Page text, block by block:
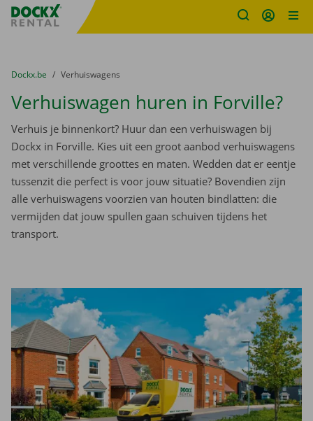
Fratello DEMO
U bevindt zich hier:
van
Dockx.be naar
Verhuiswagens
Verhuiswagen huren in Forville?
Verhuis je binnenkort? Huur dan een verhuiswagen bij
Dockx in Forville. Kies uit een groot aanbod verhuiswagens
met verschillende groottes en maten. Wedden dat er eentje
tussenzit die perfect is voor jouw situatie? Bovendien zijn
alle verhuiswagens voorzien van houten bindlatten: die
vermijden dat jouw spullen gaan schuiven tijdens het
transport.